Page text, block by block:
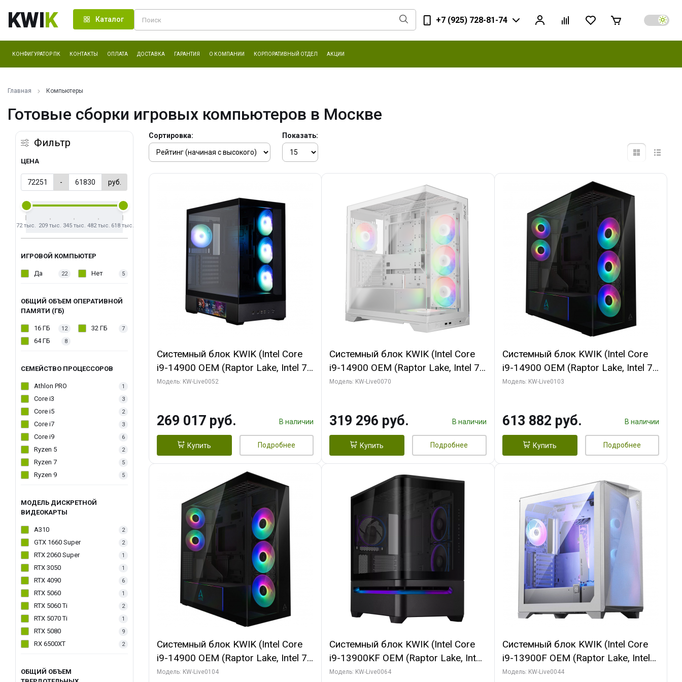
KWIK Каталог +7 (925) 728-81-74
КОНФИГУРАТОР ПК КОНТАКТЫ ОПЛАТА ДОСТАВКА ГАРАНТИЯ О КОМПАНИИ КОРПОРАТИВНЫЙ ОТДЕЛ АКЦИИ
Главная Компьютеры
Готовые сборки игровых компьютеров в Москве
Фильтр
ЦЕНА
- руб.
72 тыс. 209 тыс. 345 тыс. 482 тыс. 618 тыс.
ИГРОВОЙ КОМПЬЮТЕР
Да 22 Нет 5
ОБЩИЙ ОБЪЕМ ОПЕРАТИВНОЙ
ПАМЯТИ (ГБ)
16 ГБ 12 32 ГБ 7
64 ГБ 8
СЕМЕЙСТВО ПРОЦЕССОРОВ
Athlon PRO 1
Core i3 3
Core i5 2
Core i7 3
Core i9 6
Ryzen 5 2
Ryzen 7 5
Ryzen 9 5
МОДЕЛЬ ДИСКРЕТНОЙ
ВИДЕОКАРТЫ
A310 2
GTX 1660 Super 2
RTX 2060 Super 1
RTX 3050 1
RTX 4090 6
RTX 5060 1
RTX 5060 Ti 2
RTX 5070 Ti 1
RTX 5080 9
RX 6500XT 2
ОБЩИЙ ОБЪЕМ
Сортировка: Показать:
Системный блок KWIK (Intel Core
i9-14900 OEM (Raptor Lake, Intel 7,
C24 16EC/8PC// 64 ГБ ОЗУ (2
256bit 3xDP HD/ 512 ГБ SSD)
Модель: KW-Live0052
269 017 руб. В наличии
Купить Подробнее
Системный блок KWIK (Intel Core
i9-14900 OEM (Raptor Lake, Intel 7,
C24 16EC/8PC// 64 ГБ ОЗУ (2
GDDR7 256bit/ 960 ГБ SSD)
Модель: KW-Live0070
319 296 руб. В наличии
Купить Подробнее
Системный блок KWIK (Intel Core
i9-14900 OEM (Raptor Lake, Intel 7,
C24 16EC/8PC// 64 ГБ ОЗУ (2
Turbo/ 960 ГБ SSD)
Модель: KW-Live0103
613 882 руб. В наличии
Купить Подробнее
Системный блок KWIK (Intel Core
i9-14900 OEM (Raptor Lake, Intel 7,
C24 16EC/8PC// 64 ГБ ОЗУ (2
Модель: KW-Live0104
Системный блок KWIK (Intel Core
i9-13900KF OEM (Raptor Lake, Intel
7, C24 16EC/8P/ 64 ГБ ОЗУ (2
Модель: KW-Live0064
Системный блок KWIK (Intel Core
i9-13900F OEM (Raptor Lake, Intel
7, Efficient-co/ 32 ГБ ОЗУ (2
Модель: KW-Live0044